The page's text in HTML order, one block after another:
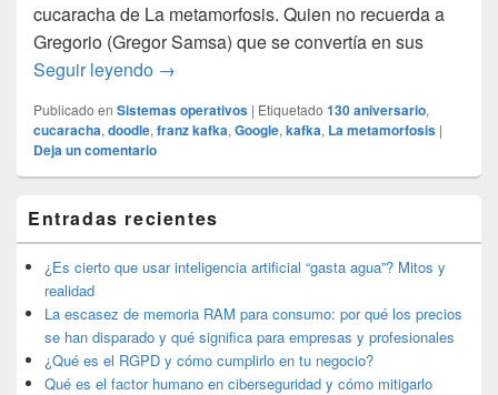
cucaracha de La metamorfosis. Quien no recuerda a
Gregorio (Gregor Samsa) que se convertía en sus
Seguir leyendo Franz Kafka en el doodle de hoy
→
Publicado en Sistemas operativos | Etiquetado 130 aniversario,
cucaracha, doodle, franz kafka, Google, kafka, La metamorfosis |
Deja un comentario
área
de
widget
barra
lateral
primaria
Entradas recientes
¿Es cierto que usar inteligencia artificial “gasta agua”? Mitos y
realidad
La escasez de memoria RAM para consumo: por qué los precios
se han disparado y qué significa para empresas y profesionales
¿Qué es el RGPD y cómo cumplirlo en tu negocio?
Qué es el factor humano en ciberseguridad y cómo mitigarlo